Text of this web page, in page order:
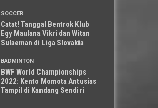
SOCCER
Catat! Tanggal Bentrok Klub
Egy Maulana Vikri dan Witan
Sulaeman di Liga Slovakia
BADMINTON
BWF World Championships
2022: Kento Momota Antusias
Tampil di Kandang Sendiri